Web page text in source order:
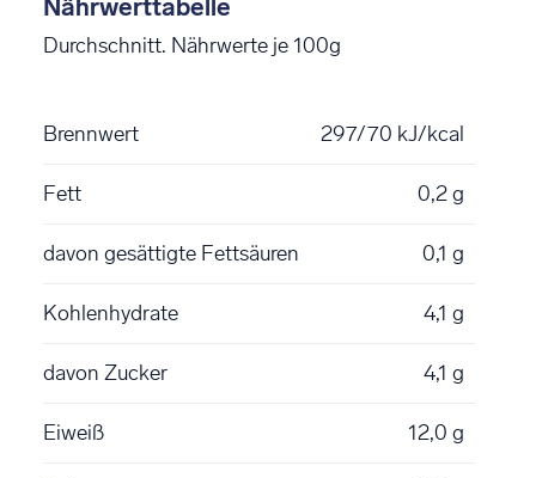
Nährwerttabelle
Durchschnitt. Nährwerte je 100g
Brennwert 297/70 kJ/kcal
Fett 0,2 g
davon gesättigte Fettsäuren 0,1 g
Kohlenhydrate 4,1 g
davon Zucker 4,1 g
Eiweiß 12,0 g